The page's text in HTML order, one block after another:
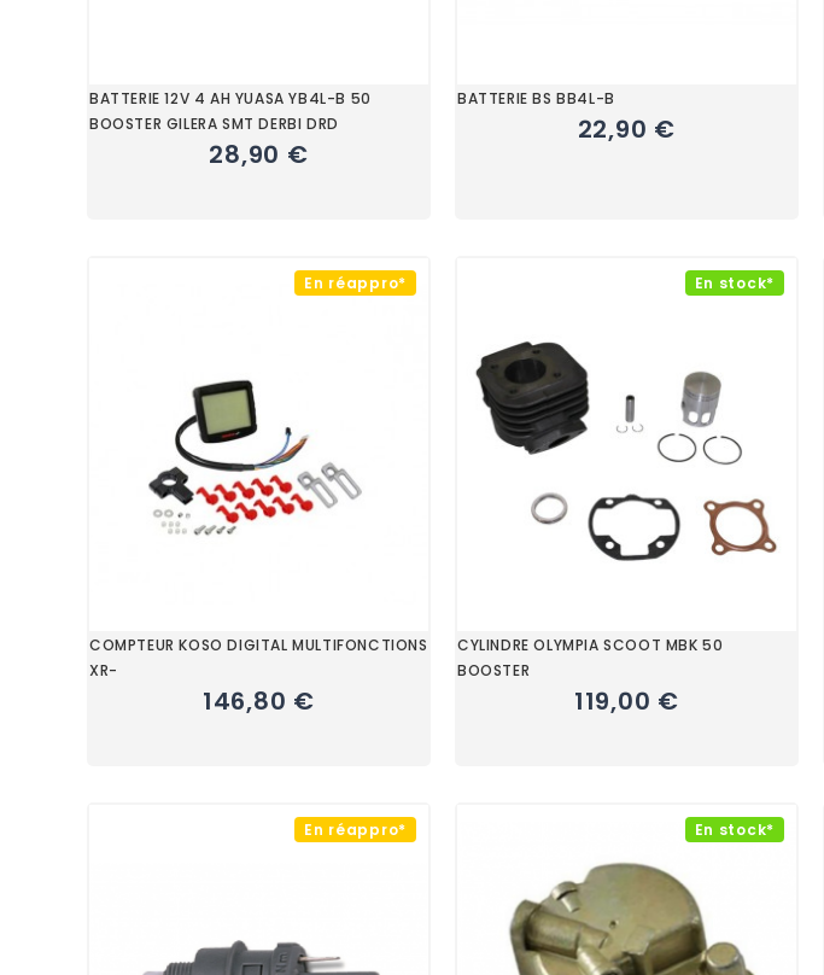
BATTERIE 12V 4 AH YUASA YB4L-B 50
BOOSTER GILERA SMT DERBI DRD
28,90 €
BATTERIE BS BB4L-B
22,90 €
En réappro*
COMPTEUR KOSO DIGITAL MULTIFONCTIONS
XR-
146,80 €
En stock*
CYLINDRE OLYMPIA SCOOT MBK 50
BOOSTER
119,00 €
En réappro* En stock*